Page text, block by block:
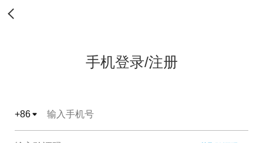
手机登录/注册
+86